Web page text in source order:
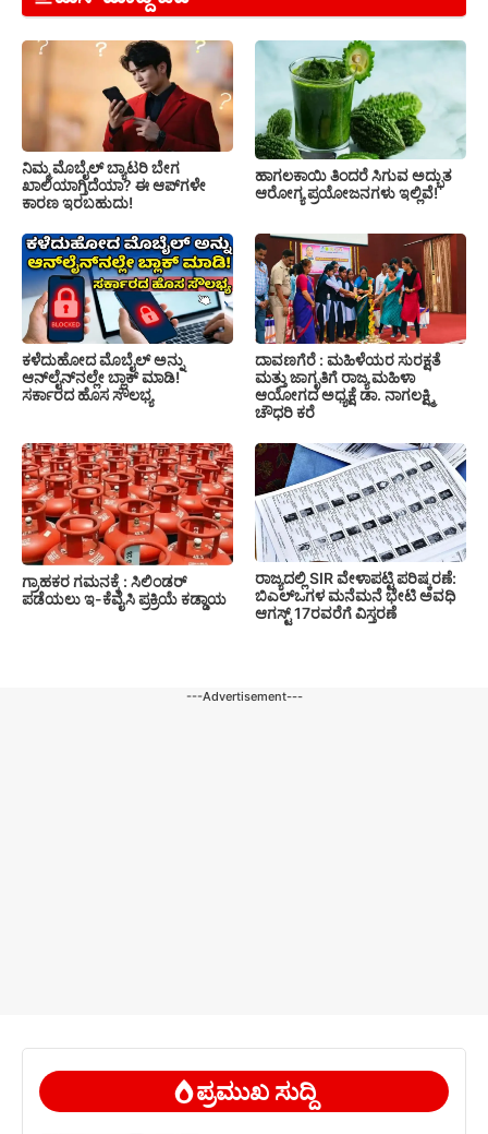
ನಿಮ್ಮ ಮೊಬೈಲ್ ಬ್ಯಾಟರಿ ಬೇಗ
ಖಾಲಿಯಾಗ್ತಿದೆಯಾ? ಈ ಆಪ್‌ಗಳೇ
ಕಾರಣ ಇರಬಹುದು!
ಹಾಗಲಕಾಯಿ ತಿಂದರೆ ಸಿಗುವ ಅದ್ಭುತ
ಆರೋಗ್ಯ ಪ್ರಯೋಜನಗಳು ಇಲ್ಲಿವೆ!
ಕಳೆದುಹೋದ ಮೊಬೈಲ್ ಅನ್ನು
ಆನ್‌ಲೈನ್‌ನಲ್ಲೇ ಬ್ಲಾಕ್ ಮಾಡಿ!
ಸರ್ಕಾರದ ಹೊಸ ಸೌಲಭ್ಯ
ದಾವಣಗೆರೆ : ಮಹಿಳೆಯರ ಸುರಕ್ಷತೆ
ಮತ್ತು ಜಾಗೃತಿಗೆ ರಾಜ್ಯ ಮಹಿಳಾ
ಆಯೋಗದ ಅಧ್ಯಕ್ಷೆ ಡಾ. ನಾಗಲಕ್ಷ್ಮಿ
ಚೌಧರಿ ಕರೆ
ಗ್ರಾಹಕರ ಗಮನಕ್ಕೆ : ಸಿಲಿಂಡರ್
ಪಡೆಯಲು ಇ-ಕೆವೈಸಿ ಪ್ರಕ್ರಿಯೆ ಕಡ್ಡಾಯ
ರಾಜ್ಯದಲ್ಲಿ SIR ವೇಳಾಪಟ್ಟಿ ಪರಿಷ್ಕರಣೆ:
ಬಿಎಲ್‌ಒಗಳ ಮನೆಮನೆ ಭೇಟಿ ಅವಧಿ
ಆಗಸ್ಟ್ 17ರವರೆಗೆ ವಿಸ್ತರಣೆ
---Advertisement---
ಪ್ರಮುಖ ಸುದ್ದಿ